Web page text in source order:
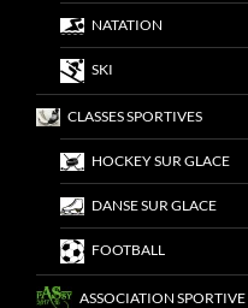
NATATION
SKI
CLASSES SPORTIVES
HOCKEY SUR GLACE
DANSE SUR GLACE
FOOTBALL
ASSOCIATION SPORTIVE